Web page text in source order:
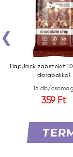
FlapJack zabszelet
darabokkal
15 db/csomag
359 Ft
‹